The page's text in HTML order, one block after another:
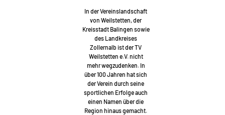
In der Vereinslandschaft
von Weilstetten, der
Kreisstadt Balingen sowie
des Landkreises
Zollernalb ist der TV
Weilstetten e.V. nicht
mehr wegzudenken. In
über 100 Jahren hat sich
der Verein durch seine
sportlichen Erfolge auch
einen Namen über die
Region hinaus gemacht.